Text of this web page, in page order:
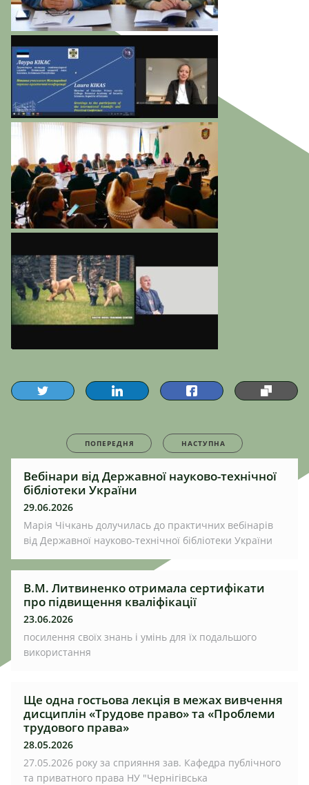
ПОПЕРЕДНЯ НАСТУПНА
Вебінари від Державної науково-технічної
бібліотеки України
29.06.2026
Марія Чічкань долучилась до практичних вебінарів
від Державної науково-технічної бібліотеки України
В.М. Литвиненко отримала сертифікати
про підвищення кваліфікації
23.06.2026
посилення своїх знань і умінь для їх подальшого
використання
Ще одна гостьова лекція в межах вивчення
дисциплін «Трудове право» та «Проблеми
трудового права»
28.05.2026
27.05.2026 року за сприяння зав. Кафедра публічного
та приватного права НУ "Чернігівська